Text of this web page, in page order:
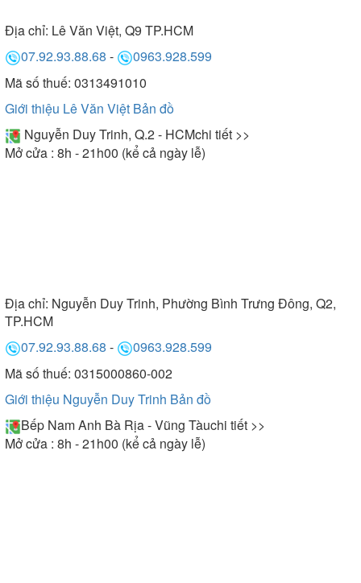
Địa chỉ: Lê Văn Việt, Q9 TP.HCM
07.92.93.88.68 -
0963.928.599
Mã số thuế: 0313491010
Giới thiệu Lê Văn Việt Bản đồ
Nguyễn Duy Trinh, Q.2 - HCMchi tiết >>
Mở cửa : 8h - 21h00 (kể cả ngày lễ)
Địa chỉ: Nguyễn Duy Trinh, Phường Bình Trưng Đông, Q2,
TP.HCM
07.92.93.88.68 -
0963.928.599
Mã số thuế: 0315000860-002
Giới thiệu Nguyễn Duy Trinh Bản đồ
Bếp Nam Anh Bà Rịa - Vũng Tàuchi tiết >>
Mở cửa : 8h - 21h00 (kể cả ngày lễ)